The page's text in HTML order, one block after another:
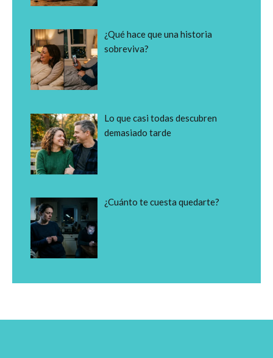
¿Qué hace que una historia
sobreviva?
Lo que casi todas descubren
demasiado tarde
¿Cuánto te cuesta quedarte?